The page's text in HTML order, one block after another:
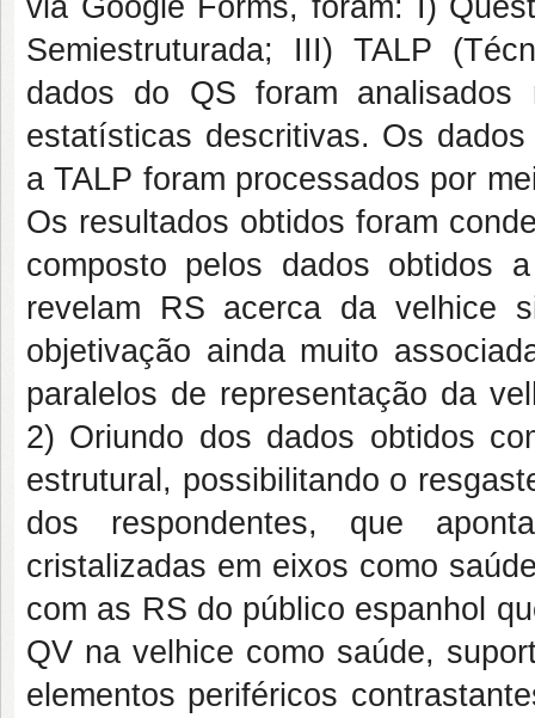
via Google Forms, foram: I)
Semiestruturada; III) TALP
dados do QS foram
estatísticas descritivas. Os
a TALP foram processados por
Os resultados obtidos foram
composto pelos dados obtidos
revelam RS acerca da velhice
objetivação ainda muito
paralelos de representação da
2) Oriundo dos dados obtidos
estrutural, possibilitando o
dos respondentes, que
cristalizadas em eixos como
com as RS do público espanhol
QV na velhice como saúde,
elementos periféricos